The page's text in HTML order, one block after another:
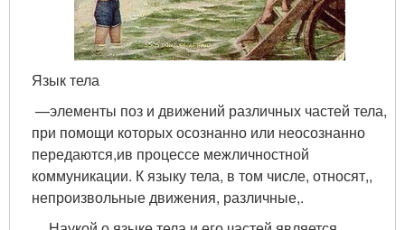
Язык тела
—элементы поз и движений различных частей тела,
при помощи которых осознанно или неосознанно
передаются,ив процессе межличностной
коммуникации. К языку тела, в том числе, относят,,
непроизвольные движения, различные,.